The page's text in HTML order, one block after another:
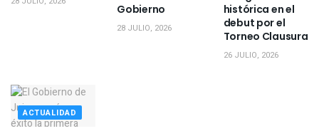
Gobierno
28 JULIO, 2026
histórica en el
debut por el
Torneo Clausura
26 JULIO, 2026
ACTUALIDAD